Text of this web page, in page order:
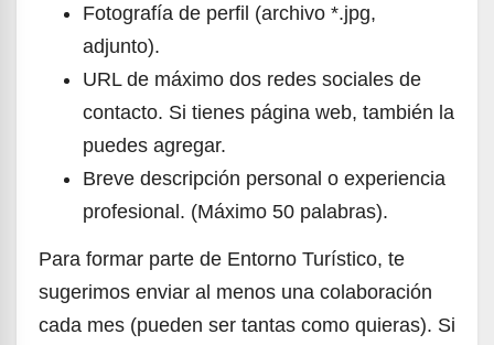
Fotografía de perfil (archivo *.jpg,
adjunto).
URL de máximo dos redes sociales de
contacto. Si tienes página web, también la
puedes agregar.
Breve descripción personal o experiencia
profesional. (Máximo 50 palabras).
Para formar parte de Entorno Turístico, te
sugerimos enviar al menos una colaboración
cada mes (pueden ser tantas como quieras). Si